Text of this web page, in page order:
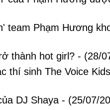
team Phạm Hương
thành hot girl? - (28/
thí sinh The Voice
DJ Shaya - (25/07/